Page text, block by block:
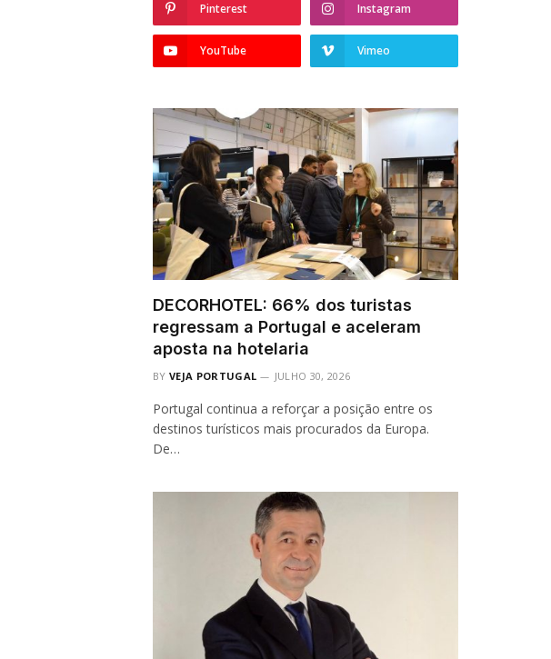
Pinterest Instagram
YouTube Vimeo
DECORHOTEL: 66% dos turistas
regressam a Portugal e aceleram
aposta na hotelaria
BY VEJA PORTUGAL JULHO 30, 2026
Portugal continua a reforçar a posição entre os
destinos turísticos mais procurados da Europa.
De…